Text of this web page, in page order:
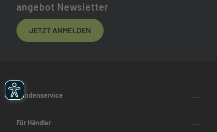
angebot Newsletter
JETZT ANMELDEN
Kundenservice
Für Händler